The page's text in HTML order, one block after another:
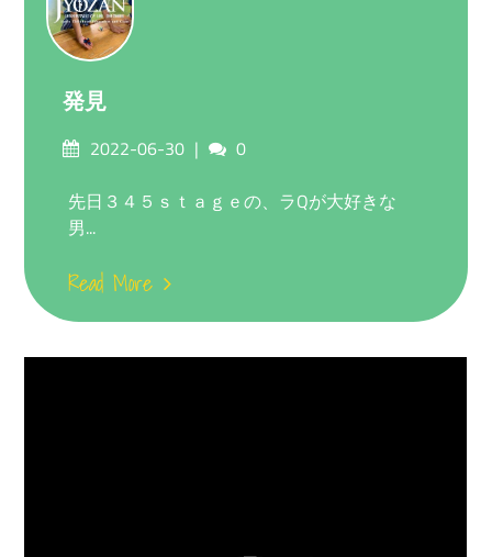
発見
Posted2022-06-30 Comments
0
先日３４５ｓｔａｇｅの、ラQが大好きな
男...
Read More